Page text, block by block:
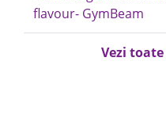
flavour- GymBeam
Vezi